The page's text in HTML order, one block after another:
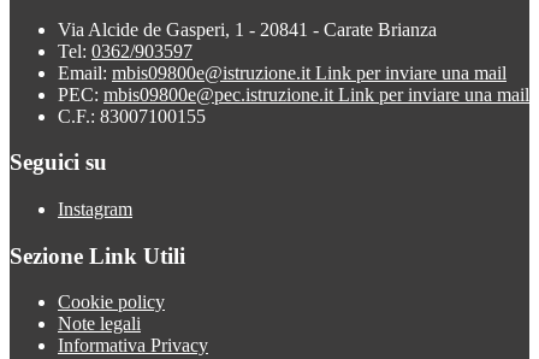
Via Alcide de Gasperi, 1 - 20841 - Carate Brianza
Tel: 0362/903597
Email: mbis09800e@istruzione.it Link per inviare una mail
PEC: mbis09800e@pec.istruzione.it Link per inviare una mail
C.F.: 83007100155
Seguici su
Instagram
Sezione Link Utili
Cookie policy
Note legali
Informativa Privacy